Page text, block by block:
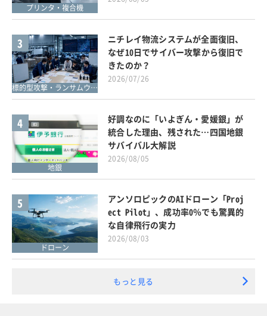
プリンタ・複合機
3
標的型攻撃・ランサムウェア対策
ニチレイ物流システムが全面復旧、
なぜ10日でサイバー攻撃から復旧で
きたのか？
2026/07/26
4
地銀
好調なのに「いよぎん・愛媛銀」が
統合した理由、残された…四国地銀
サバイバル大解説
2026/08/05
5
ドローン
アンソロピックのAIドローン「Proj
ect Pilot」、成功率0％でも驚異的
な自律飛行の実力
2026/08/03
もっと見る